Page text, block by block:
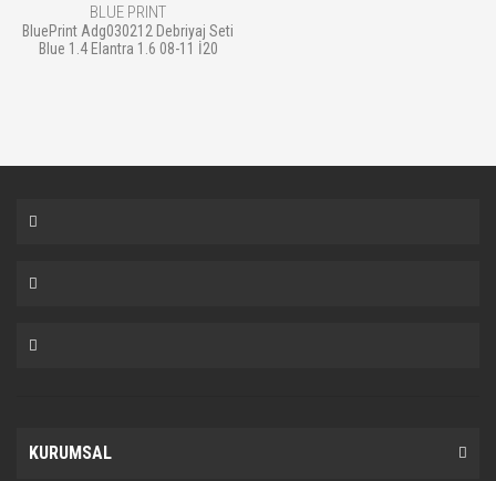
BLUE PRINT
BluePrint Adg030212 Debriyaj Seti
Blue 1.4 Elantra 1.6 08-11 İ20
KURUMSAL